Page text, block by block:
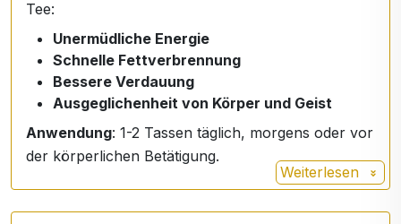
Tee:
Unermüdliche Energie
Schnelle Fettverbrennung
Bessere Verdauung
Ausgeglichenheit von Körper und Geist
Anwendung: 1-2 Tassen täglich, morgens oder vor
der körperlichen Betätigung.
Weiterlesen